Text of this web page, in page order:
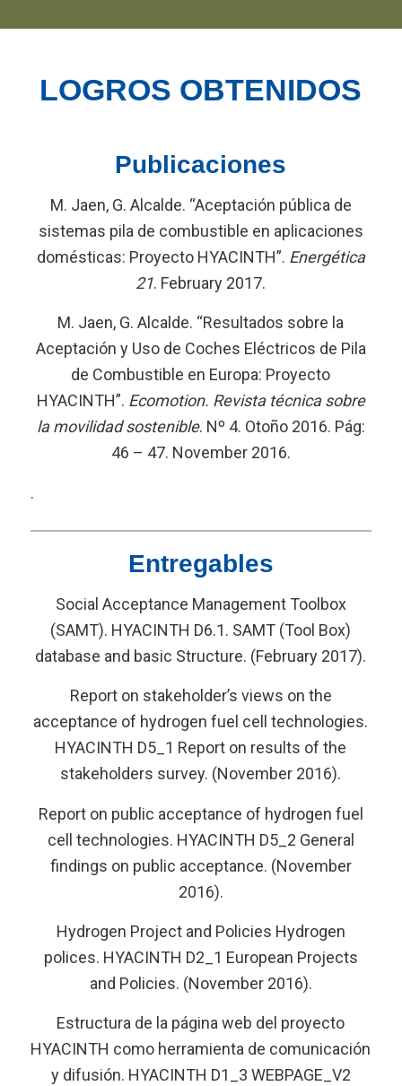
LOGROS OBTENIDOS
Publicaciones
M. Jaen, G. Alcalde. “Aceptación pública de
sistemas pila de combustible en aplicaciones
domésticas: Proyecto HYACINTH”. Energética
21. February 2017.
M. Jaen, G. Alcalde. “Resultados sobre la
Aceptación y Uso de Coches Eléctricos de Pila
de Combustible en Europa: Proyecto
HYACINTH”. Ecomotion. Revista técnica sobre
la movilidad sostenible. Nº 4. Otoño 2016. Pág:
46 – 47. November 2016.
.
Entregables
Social Acceptance Management Toolbox
(SAMT). HYACINTH D6.1. SAMT (Tool Box)
database and basic Structure. (February 2017).
Report on stakeholder’s views on the
acceptance of hydrogen fuel cell technologies.
HYACINTH D5_1 Report on results of the
stakeholders survey. (November 2016).
Report on public acceptance of hydrogen fuel
cell technologies. HYACINTH D5_2 General
findings on public acceptance. (November
2016).
Hydrogen Project and Policies Hydrogen
polices. HYACINTH D2_1 European Projects
and Policies. (November 2016).
Estructura de la página web del proyecto
HYACINTH como herramienta de comunicación
y difusión. HYACINTH D1_3 WEBPAGE_V2